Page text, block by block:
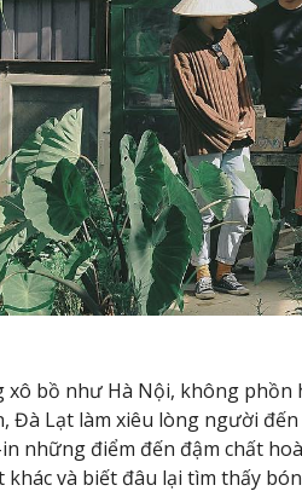
xô bồ như Hà Nội, không
Đà Lạt làm xiêu lòng người
những điểm đến đậm chất
khác và biết đâu lại tìm thấy